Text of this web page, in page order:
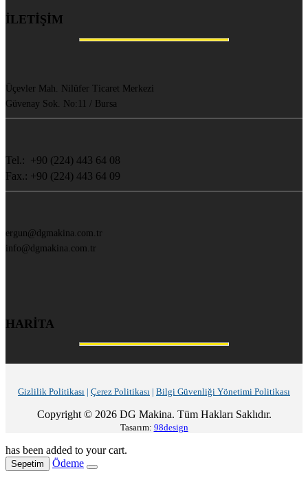
İLETİŞİM
Üçevler Mah. Nilüfer Ticaret Merkezi
Güvenay Sok. No:11 / Bursa
Tel.: +90 (224) 443 64 08
Fax.: +90 (224) 443 64 09
ergun@dgmakina.com.tr
info@dgmakina.com.tr
HARİTA
Gizlilik Politikası | Çerez Politikası | Bilgi Güvenliği Yönetimi Politikası
Copyright © 2026 DG Makina. Tüm Hakları Saklıdır.
Tasarım: 98design
has been added to your cart.
Sepetim Ödeme